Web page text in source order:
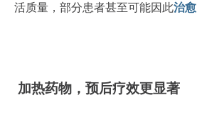
活质量，部分患者甚至可能因此治愈
加热药物，预后疗效更显著